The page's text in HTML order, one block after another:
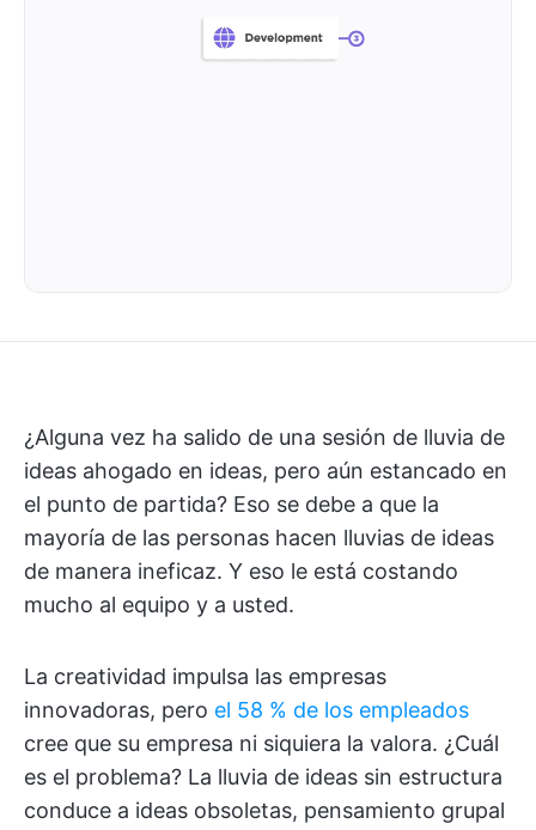
¿Alguna vez ha salido de una sesión de lluvia de
ideas ahogado en ideas, pero aún estancado en
el punto de partida? Eso se debe a que la
mayoría de las personas hacen lluvias de ideas
de manera ineficaz. Y eso le está costando
mucho al equipo y a usted.
La creatividad impulsa las empresas
innovadoras, pero el 58 % de los empleados
cree que su empresa ni siquiera la valora. ¿Cuál
es el problema? La lluvia de ideas sin estructura
conduce a ideas obsoletas, pensamiento grupal